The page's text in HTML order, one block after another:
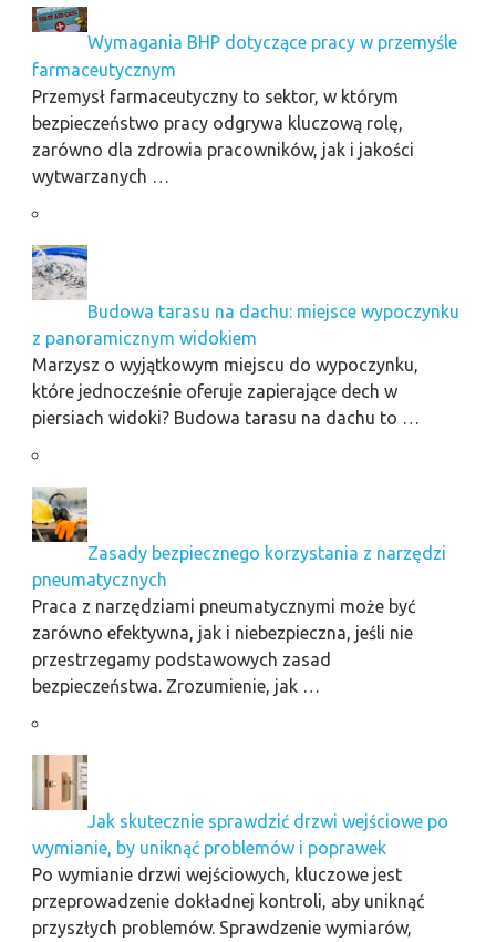
Wymagania BHP dotyczące pracy w przemyśle
farmaceutycznym
Przemysł farmaceutyczny to sektor, w którym
bezpieczeństwo pracy odgrywa kluczową rolę,
zarówno dla zdrowia pracowników, jak i jakości
wytwarzanych …
Budowa tarasu na dachu: miejsce wypoczynku
z panoramicznym widokiem
Marzysz o wyjątkowym miejscu do wypoczynku,
które jednocześnie oferuje zapierające dech w
piersiach widoki? Budowa tarasu na dachu to …
Zasady bezpiecznego korzystania z narzędzi
pneumatycznych
Praca z narzędziami pneumatycznymi może być
zarówno efektywna, jak i niebezpieczna, jeśli nie
przestrzegamy podstawowych zasad
bezpieczeństwa. Zrozumienie, jak …
Jak skutecznie sprawdzić drzwi wejściowe po
wymianie, by uniknąć problemów i poprawek
Po wymianie drzwi wejściowych, kluczowe jest
przeprowadzenie dokładnej kontroli, aby uniknąć
przyszłych problemów. Sprawdzenie wymiarów,